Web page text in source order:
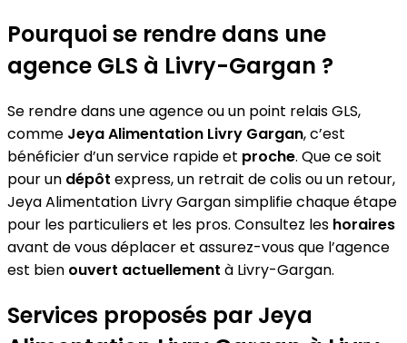
Pourquoi se rendre dans une
agence GLS à Livry-Gargan ?
Se rendre dans une agence ou un point relais GLS,
comme Jeya Alimentation Livry Gargan, c’est
bénéficier d’un service rapide et proche. Que ce soit
pour un dépôt express, un retrait de colis ou un retour,
Jeya Alimentation Livry Gargan simplifie chaque étape
pour les particuliers et les pros. Consultez les horaires
avant de vous déplacer et assurez-vous que l’agence
est bien ouvert actuellement à Livry-Gargan.
Services proposés par Jeya